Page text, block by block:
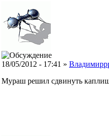
18/05/2012 - 17:41 »
Мураш решил сдвинуть